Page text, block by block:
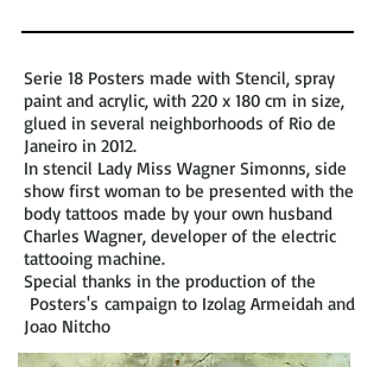
Serie 18 Posters made ​​with Stencil, spray
paint and acrylic, with 220 x 180 cm in size,
glued in several neighborhoods of Rio de
Janeiro in 2012.
In stencil Lady Miss Wagner Simonns, side
show first woman to be presented with the
body tattoos made ​​by your own husband
Charles Wagner, developer of the electric
tattooing machine.
Special thanks in the production of the
Posters's campaign to Izolag Armeidah and
Joao Nitcho